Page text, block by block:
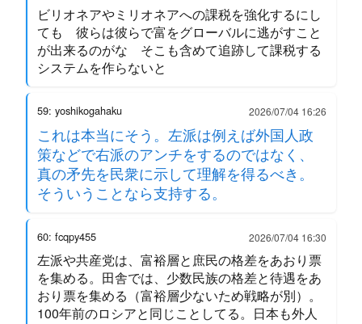
ビリオネアやミリオネアへの課税を強化するにし
ても 彼らは彼らで富をグローバルに逃がすこと
が出来るのがな そこも含めて追跡して課税する
システムを作らないと
59: yoshikogahaku 2026/07/04 16:26
これは本当にそう。左派は例えば外国人政
策などで右派のアンチをするのではなく、
真の矛先を民衆に示して理解を得るべき。
そういうことなら支持する。
60: fcqpy455 2026/07/04 16:30
左派や共産党は、富裕層と庶民の格差をあおり票
を集める。田舎では、少数民族の格差と待遇をあ
おり票を集める（富裕層少ないため戦略が別）。
100年前のロシアと同じことしてる。日本も外人